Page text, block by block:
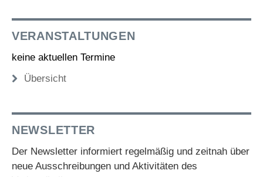
VERANSTALTUNGEN
keine aktuellen Termine
Übersicht
NEWSLETTER
Der Newsletter informiert regelmäßig und zeitnah über
neue Ausschreibungen und Aktivitäten des